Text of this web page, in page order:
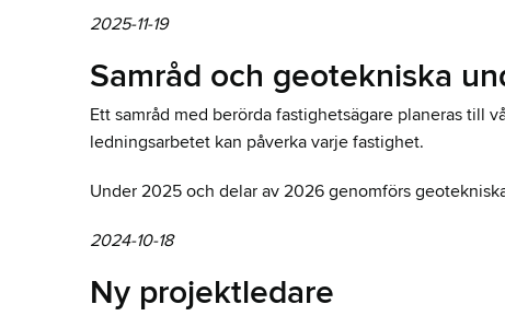
2025-11-19
Samråd och geotekniska
Ett samråd med berörda fastighetsägare planeras till
ledningsarbetet kan påverka varje fastighet.
Under 2025 och delar av 2026 genomförs
2024-10-18
Ny projektledare